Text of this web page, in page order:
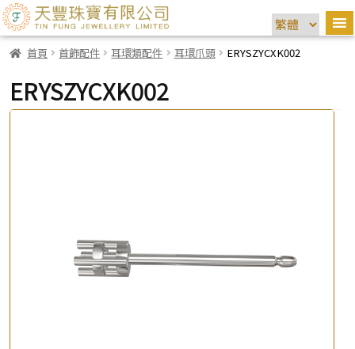
首頁 首飾配件 耳環類配件 耳環爪頭 ERYSZYCXK002
ERYSZYCXK002